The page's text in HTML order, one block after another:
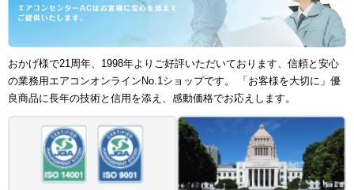
おかげ様で21周年、1998年よりご好評いただいております、信頼と安心
の業務用エアコンオンラインNo.1ショップです。 「お客様を大切に」優
良商品に長年の技術と信用を添え、感動価格でお応えします。